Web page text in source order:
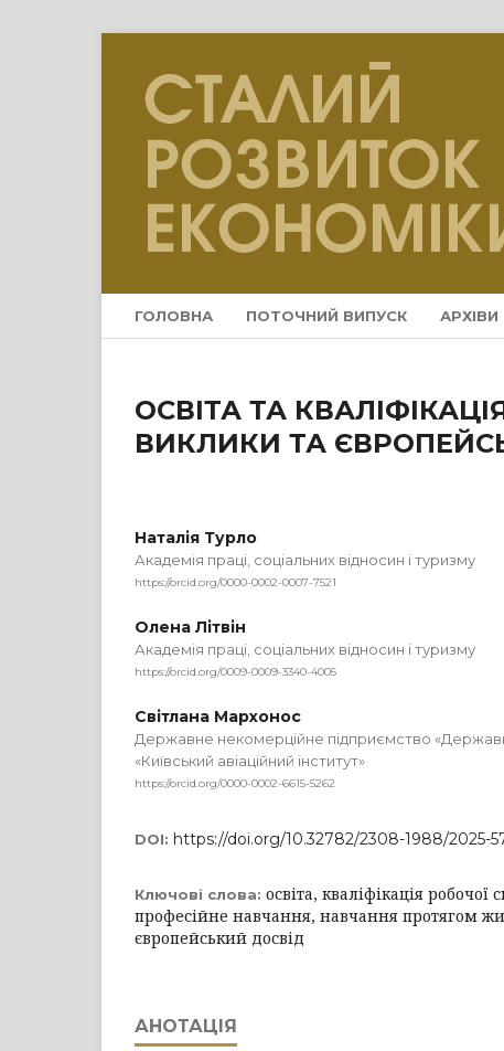
ГОЛОВНА ПОТОЧНИЙ ВИПУСК АРХІВИ
ОСВІТА ТА
ВИКЛИКИ ТА
Наталія Турло
Академія праці, соціальних відносин і туризму
https://orcid.org/0000-0002-0007-7521
Олена Літвін
Академія праці, соціальних відносин і туризму
https://orcid.org/0009-0009-3340-4005
Світлана Мархонос
Державне некомерційне підприємство
«Київський авіаційний інститут»
https://orcid.org/0000-0002-6615-5262
DOI: https://doi.org/10.32782/2308-1988/2025-
Ключові слова: освіта, кваліфікація
професійне навчання, навчання протягом
європейський досвід
АНОТАЦІЯ